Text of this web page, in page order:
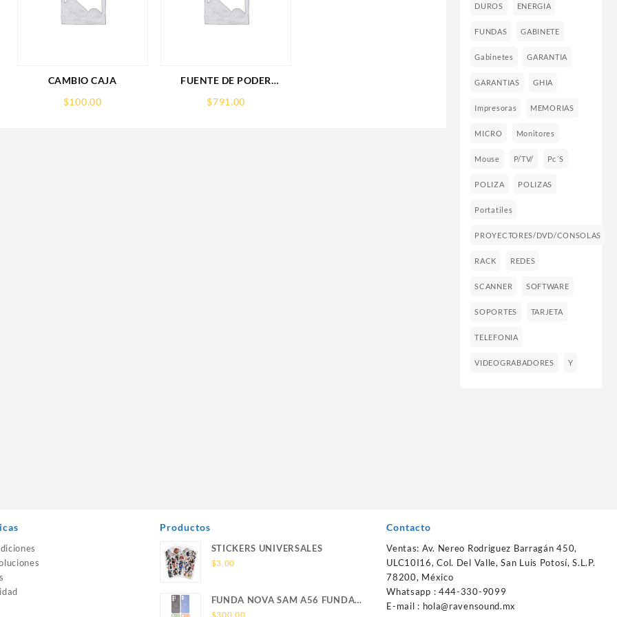
CAMBIO CAJA
$100.00
FUENTE DE PODER
REGULADA,12V,10
$791.00
DUROS ENERGIA
FUNDAS GABINETE
Gabinetes GARANTIA
GARANTIAS GHIA
Impresoras MEMORIAS
MICRO Monitores
Mouse P/TV/ Pc´s
POLIZA POLIZAS
Portatiles
PROYECTORES/DVD/CONSOLAS
RACK REDES
SCANNER SOFTWARE
SOPORTES TARJETA
TELEFONIA
VIDEOGRABADORES Y
Productos
STICKERS UNIVERSALES
$3.00
FUNDA NOVA SAM A56 FUNDA
SILICONA SIN SOPORTE
$300.00
Contacto
Ventas: Av. Nereo Rodriguez Barragán 450,
ULC10I16, Col. Del Valle, San Luis Potosí, S.L.P.
78200, México
Whatsapp : 444-330-9099
E-mail : hola@ravensound.mx